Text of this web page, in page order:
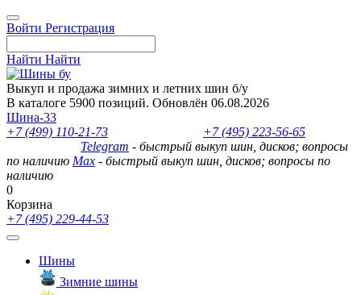
Войти Регистрация
Найти Найти
Выкуп и продажа зимних и летних шин б/у
В каталоге 5900 позиций. Обновлён 06.08.2026
Шина-33
+7 (499) 110-21-73
+7 (495) 223-56-65
Telegram - быстрый выкуп шин, дисков; вопросы
по наличию Max - быстрый выкуп шин, дисков; вопросы по
наличию
0
Корзина
+7 (495) 229-44-53
Шины
Зимние шины